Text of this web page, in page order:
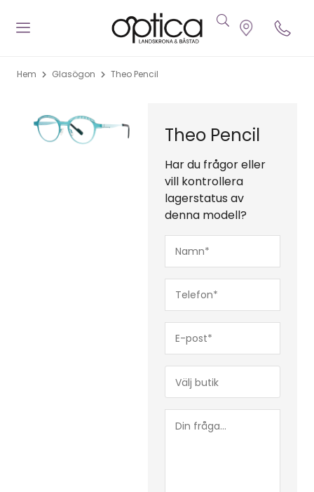
Hem Glasögon Theo Pencil
Theo Pencil
Har du frågor eller
vill kontrollera
lagerstatus av
denna modell?
post*
(Obligatoriskt)
(Obligatoriskt)
fråga...